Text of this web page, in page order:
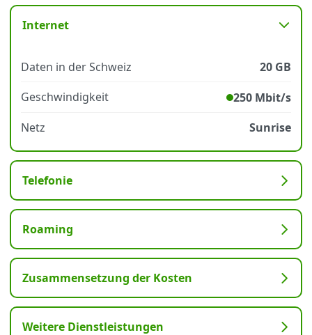
Internet
Daten in der Schweiz
20 GB
Geschwindigkeit
250 Mbit/s
Netz
Sunrise
Telefonie
Roaming
Zusammensetzung der Kosten
Weitere Dienstleistungen